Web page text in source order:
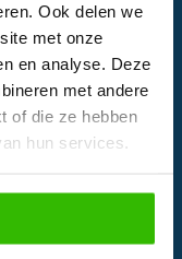
Ook delen we
met onze
en analyse. Deze
met andere
of die ze hebben
hun services.